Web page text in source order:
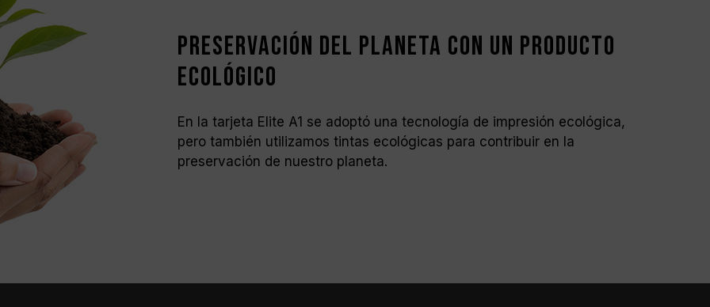
Preservación del planeta con un producto
ecológico
En la tarjeta Elite A1 se adoptó una tecnología de impresión ecológica,
pero también utilizamos tintas ecológicas para contribuir en la
preservación de nuestro planeta.